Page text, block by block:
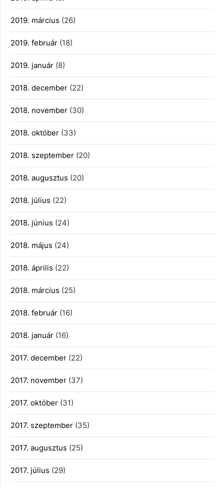
2019. március (26)
2019. február (18)
2019. január (8)
2018. december (22)
2018. november (30)
2018. október (33)
2018. szeptember (20)
2018. augusztus (20)
2018. július (22)
2018. június (24)
2018. május (24)
2018. április (22)
2018. március (25)
2018. február (16)
2018. január (16)
2017. december (22)
2017. november (37)
2017. október (31)
2017. szeptember (35)
2017. augusztus (25)
2017. július (29)